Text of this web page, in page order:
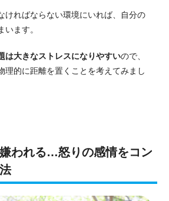
ければならない環境にいれば、自分の
います。
は大きなストレスになりやすいので、
理的に距離を置くことを考えてみまし
われる…怒りの感情をコン